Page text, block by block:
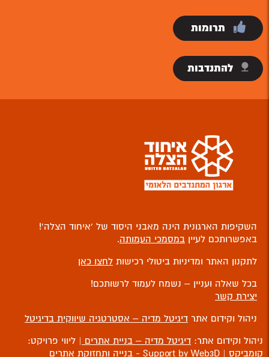
תרומות
להתנדבות
השקיפות הארגונית הינה מאבני היסוד של ‘איחוד הצלה’!
באפשרותכם לעיין במסמכי העמותה.
לתקנון האתר ומדיניות ביטולי רכישות לחצו כאן
בכל שאלה ועניין – נשמח לעמוד לרשותכם!
יצירת קשר
ניהול וקידום אתר דיגיטל מדיה – אסטרטגיה שיווקית בדיגיטל
ניהול וקידום אתר: דיגיטל מדיה – בניית אתרים | ליווי פרויקט:
קומביקס | Support by Web3D - בנייה ותחזוקת אתרים